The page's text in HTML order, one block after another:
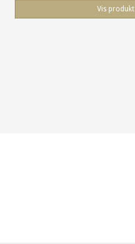
Vis produkt